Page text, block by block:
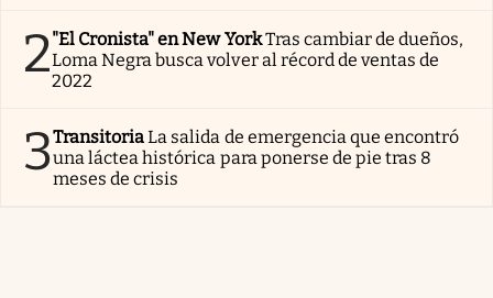
2"El Cronista" en New YorkTras cambiar de dueños,
Loma Negra busca volver al récord de ventas de
2022
3TransitoriaLa salida de emergencia que encontró
una láctea histórica para ponerse de pie tras 8
meses de crisis